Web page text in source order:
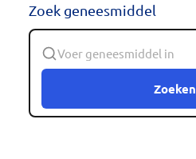
Zoek geneesmiddel
Zoeken